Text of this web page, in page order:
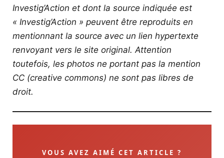
Investig’Action et dont la source indiquée est
« Investig’Action » peuvent être reproduits en
mentionnant la source avec un lien hypertexte
renvoyant vers le site original. Attention
toutefois, les photos ne portant pas la mention
CC (creative commons) ne sont pas libres de
droit.
VOUS AVEZ AIMÉ CET ARTICLE ?